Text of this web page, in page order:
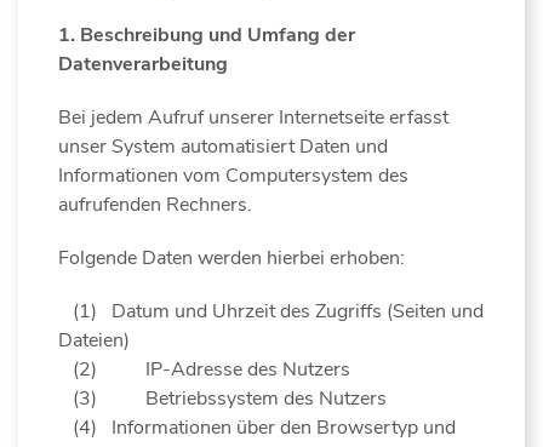
1. Beschreibung und Umfang der
Datenverarbeitung
Bei jedem Aufruf unserer Internetseite erfasst
unser System automatisiert Daten und
Informationen vom Computersystem des
aufrufenden Rechners.
Folgende Daten werden hierbei erhoben:
(1) Datum und Uhrzeit des Zugriffs (Seiten und
Dateien)
(2)
IP-Adresse des Nutzers
(3)
Betriebssystem des Nutzers
(4) Informationen über den Browsertyp und